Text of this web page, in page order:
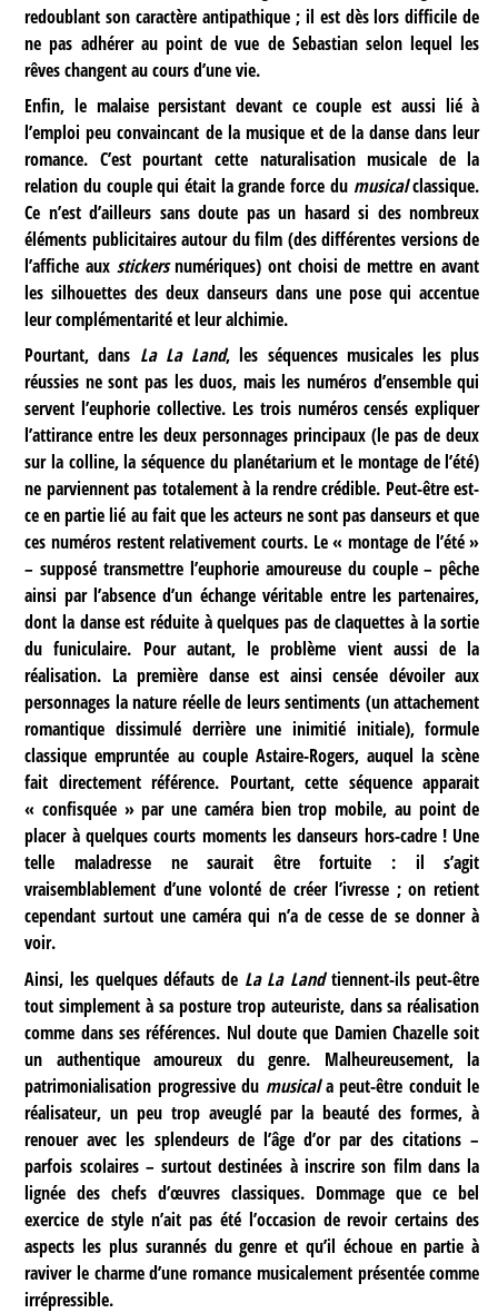
redoublant son caractère antipathique ; il est dès lors difficile de
ne pas adhérer au point de vue de Sebastian selon lequel les
rêves changent au cours d’une vie.
Enfin, le malaise persistant devant ce couple est aussi lié à
l’emploi peu convaincant de la musique et de la danse dans leur
romance. C’est pourtant cette naturalisation musicale de la
relation du couple qui était la grande force du musicalclassique.
Ce n’est d’ailleurs sans doute pas un hasard si des nombreux
éléments publicitaires autour du film (des différentes versions de
l’affiche aux stickersnumériques) ont choisi de mettre en avant
les silhouettes des deux danseurs dans une pose qui accentue
leur complémentarité et leur alchimie.
Pourtant, dans La La Land, les séquences musicales les plus
réussies ne sont pas les duos, mais les numéros d’ensemble qui
servent l’euphorie collective. Les trois numéros censés expliquer
l’attirance entre les deux personnages principaux (le pas de deux
sur la colline, la séquence du planétarium et le montage de l’été)
ne parviennent pas totalement à la rendre crédible. Peut-être est-
ce en partie lié au fait que les acteurs ne sont pas danseurs et que
ces numéros restent relativement courts. Le « montage de l’été »
– supposé transmettre l’euphorie amoureuse du couple – pêche
ainsi par l’absence d’un échange véritable entre les partenaires,
dont la danse est réduite à quelques pas de claquettes à la sortie
du funiculaire. Pour autant, le problème vient aussi de la
réalisation. La première danse est ainsi censée dévoiler aux
personnages la nature réelle de leurs sentiments (un attachement
romantique dissimulé derrière une inimitié initiale), formule
classique empruntée au couple Astaire-Rogers, auquel la scène
fait directement référence. Pourtant, cette séquence apparait
« confisquée » par une caméra bien trop mobile, au point de
placer à quelques courts moments les danseurs hors-cadre ! Une
telle maladresse ne saurait être fortuite : il s’agit
vraisemblablement d’une volonté de créer l’ivresse ; on retient
cependant surtout une caméra qui n’a de cesse de se donner à
voir.
Ainsi, les quelques défauts de La La Landtiennent-ils peut-être
tout simplement à sa posture trop auteuriste, dans sa réalisation
comme dans ses références. Nul doute que Damien Chazelle soit
un authentique amoureux du genre. Malheureusement, la
patrimonialisation progressive du musicala peut-être conduit le
réalisateur, un peu trop aveuglé par la beauté des formes, à
renouer avec les splendeurs de l’âge d’or par des citations –
parfois scolaires – surtout destinées à inscrire son film dans la
lignée des chefs d’œuvres classiques. Dommage que ce bel
exercice de style n’ait pas été l’occasion de revoir certains des
aspects les plus surannés du genre et qu’il échoue en partie à
raviver le charme d’une romance musicalement présentée comme
irrépressible.